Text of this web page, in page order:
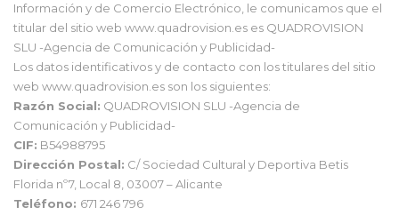
Información y de Comercio Electrónico, le comunicamos que el
titular del sitio web www.quadrovision.es es QUADROVISION
SLU -Agencia de Comunicación y Publicidad-
Los datos identificativos y de contacto con los titulares del sitio
web www.quadrovision.es son los siguientes:
Razón Social: QUADROVISION SLU -Agencia de
Comunicación y Publicidad-
CIF: B54988795
Dirección Postal: C/ Sociedad Cultural y Deportiva Betis
Florida nº7, Local 8, 03007 – Alicante
Teléfono: 671 246 796